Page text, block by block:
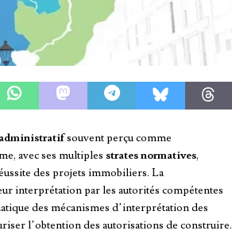
souvent perçu comme
avec ses multiples strates normatives,
des projets immobiliers. La
interprétation par les autorités compétentes
des mécanismes d’interprétation des
l’obtention des autorisations de construire.